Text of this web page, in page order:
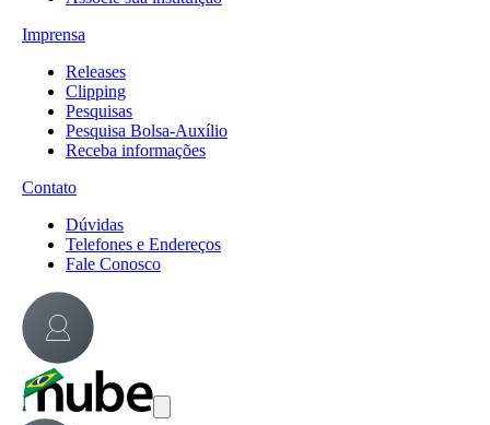
Imprensa
Releases
Clipping
Pesquisas
Pesquisa Bolsa-Auxílio
Receba informações
Contato
Dúvidas
Telefones e Endereços
Fale Conosco